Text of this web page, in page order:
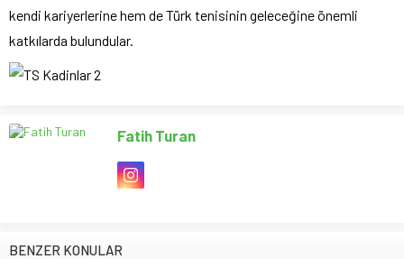
kendi kariyerlerine hem de Türk tenisinin geleceğine önemli
katkılarda bulundular.
Fatih Turan
BENZER KONULAR